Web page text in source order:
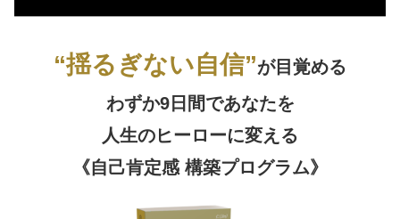
“揺るぎない自信”が目覚める
わずか9日間であなたを
人生のヒーローに変える
《自己肯定感 構築プログラム》